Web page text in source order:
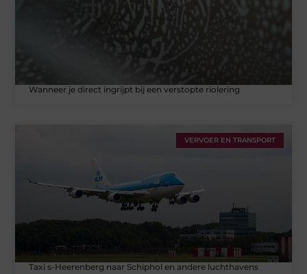
Wanneer je direct ingrijpt bij een verstopte riolering
VERVOER EN TRANSPORT
Taxi s-Heerenberg naar Schiphol en andere luchthavens